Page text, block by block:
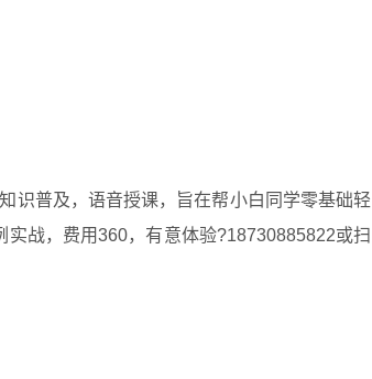
识普及，语音授课，旨在帮小白同学零基础轻
战，费用360，有意体验?18730885822或扫